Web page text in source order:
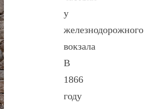
у
железнодорожного
вокзала
В
1866
году